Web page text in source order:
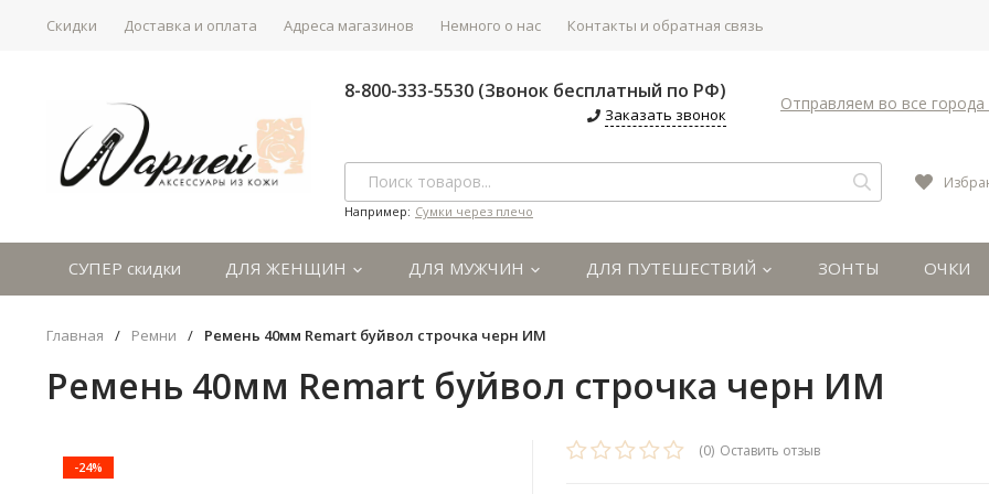
Скидки Доставка и оплата Адреса магазинов Немного о нас Контакты и обратная связь
8-800-333-5530 (Звонок бесплатный по РФ)
Заказать звонок
Отправляем во все города
Например: Сумки через плечо
СУПЕР скидки ДЛЯ ЖЕНЩИН ДЛЯ МУЖЧИН ДЛЯ ПУТЕШЕСТВИЙ ЗОНТЫ ОЧКИ
Главная / Ремни / Ремень 40мм Remart буйвол строчка черн ИМ
Ремень 40мм Remart буйвол строчка черн ИМ
-24%
(0) Оставить отзыв